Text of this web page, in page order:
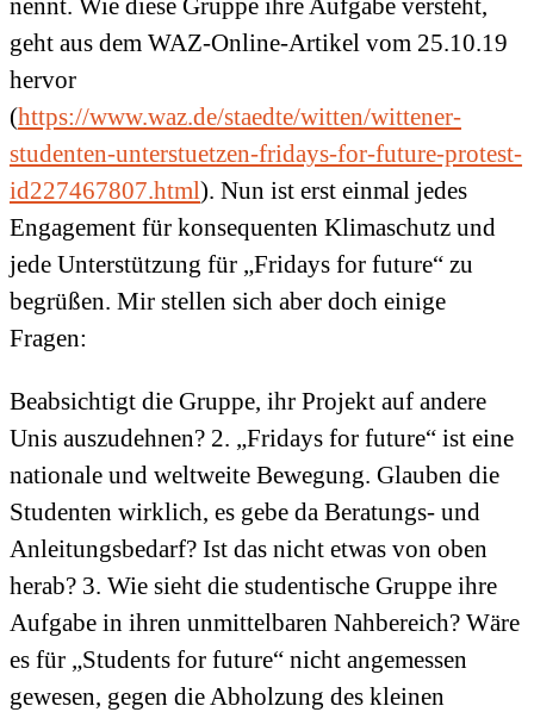
nennt. Wie diese Gruppe ihre Aufgabe versteht,
geht aus dem WAZ-Online-Artikel vom 25.10.19
hervor
(https://www.waz.de/staedte/witten/wittener-
studenten-unterstuetzen-fridays-for-future-protest-
id227467807.html). Nun ist erst einmal jedes
Engagement für konsequenten Klimaschutz und
jede Unterstützung für „Fridays for future“ zu
begrüßen. Mir stellen sich aber doch einige
Fragen:
Beabsichtigt die Gruppe, ihr Projekt auf andere
Unis auszudehnen? 2. „Fridays for future“ ist eine
nationale und weltweite Bewegung. Glauben die
Studenten wirklich, es gebe da Beratungs- und
Anleitungsbedarf? Ist das nicht etwas von oben
herab? 3. Wie sieht die studentische Gruppe ihre
Aufgabe in ihren unmittelbaren Nahbereich? Wäre
es für „Students for future“ nicht angemessen
gewesen, gegen die Abholzung des kleinen